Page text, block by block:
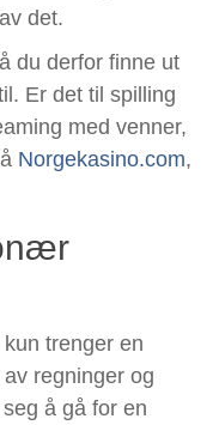
det.
du derfor finne ut
Er det til spilling
med venner,
Norgekasino.com,
trenger en
regninger og
å gå for en